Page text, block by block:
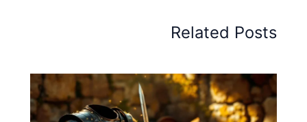
Related Posts